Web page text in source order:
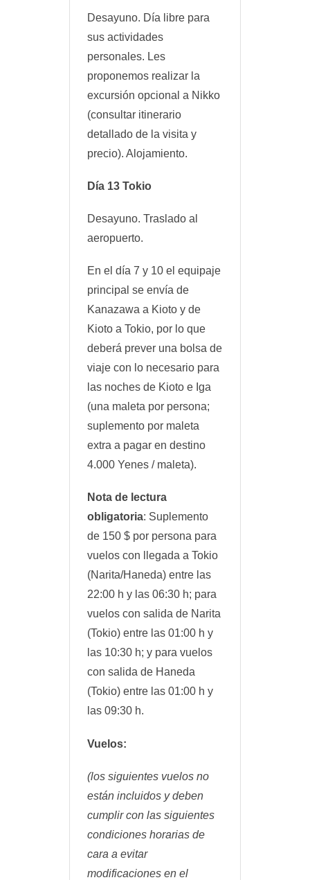
Desayuno. Día libre para
sus actividades
personales. Les
proponemos realizar la
excursión opcional a Nikko
(consultar itinerario
detallado de la visita y
precio). Alojamiento.
Día 13 Tokio
Desayuno. Traslado al
aeropuerto.
En el día 7 y 10 el equipaje
principal se envía de
Kanazawa a Kioto y de
Kioto a Tokio, por lo que
deberá prever una bolsa de
viaje con lo necesario para
las noches de Kioto e Iga
(una maleta por persona;
suplemento por maleta
extra a pagar en destino
4.000 Yenes / maleta).
Nota de lectura
obligatoria: Suplemento
de 150 $ por persona para
vuelos con llegada a Tokio
(Narita/Haneda) entre las
22:00 h y las 06:30 h; para
vuelos con salida de Narita
(Tokio) entre las 01:00 h y
las 10:30 h; y para vuelos
con salida de Haneda
(Tokio) entre las 01:00 h y
las 09:30 h.
Vuelos:
(los siguientes vuelos no
están incluidos y deben
cumplir con las siguientes
condiciones horarias de
cara a evitar
modificaciones en el